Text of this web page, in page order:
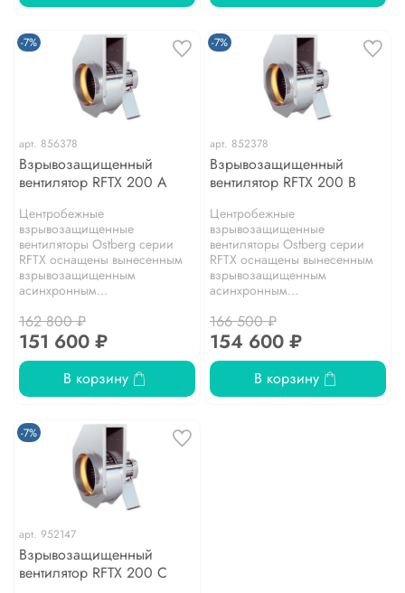
-7%
арт. 856378
Взрывозащищенный
вентилятор RFTX 200 A
Центробежные
взрывозащищенные
вентиляторы Ostberg серии
RFТХ оснащены вынесенным
взрывозащищенным
асинхронным...
162 800 ₽
151 600 ₽
В корзину
-7%
арт. 852378
Взрывозащищенный
вентилятор RFTX 200 B
Центробежные
взрывозащищенные
вентиляторы Ostberg серии
RFТХ оснащены вынесенным
взрывозащищенным
асинхронным...
166 500 ₽
154 600 ₽
В корзину
-7%
арт. 952147
Взрывозащищенный
вентилятор RFTX 200 C